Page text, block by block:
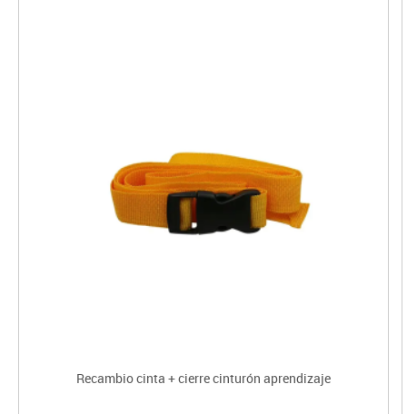
Recambio cinta + cierre cinturón aprendizaje